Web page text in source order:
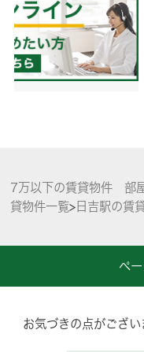
7万以下の賃貸物件 部
貸物件一覧>日吉駅の賃
ペ
お気づきの点がござい